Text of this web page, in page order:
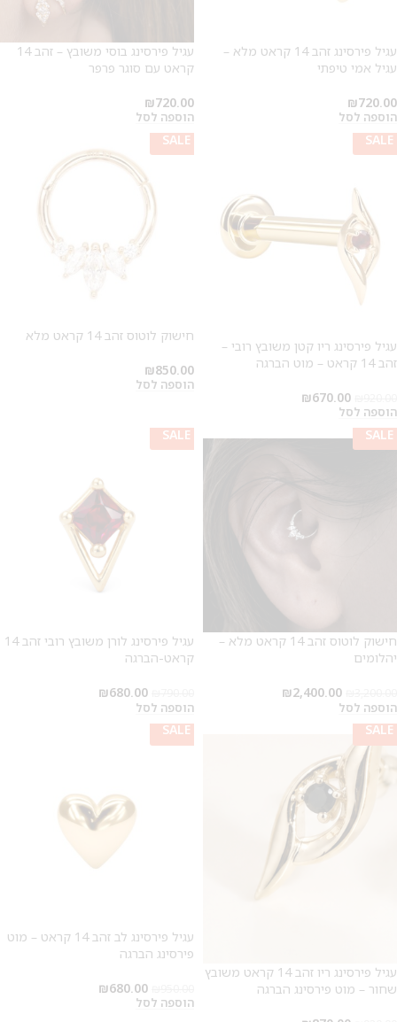
עגיל פירסינג זהב 14 קראט מלא –
עגיל אמי טיפתי
₪720.00
הוספה לסל
עגיל פירסינג בוסי משובץ – זהב 14
קראט עם סוגר פרפר
₪720.00
הוספה לסל
SALE
SALE
עגיל פירסינג ריו קטן משובץ רובי –
זהב 14 קראט – מוט הברגה
₪670.00
הוספה לסל
SALE
חישוק לוטוס זהב 14 קראט מלא
₪850.00
הוספה לסל
SALE
SALE
חישוק לוטוס זהב 14 קראט מלא –
יהלומים
₪2,400.00
הוספה לסל
SALE
SALE
עגיל פירסינג לורן משובץ רובי זהב 14
קראט-הברגה
₪680.00
הוספה לסל
SALE
SALE
עגיל פירסינג ריו זהב 14 קראט משובץ
שחור – מוט פירסינג הברגה
SALE
SALE
עגיל פירסינג לב זהב 14 קראט – מוט
פירסינג הברגה
₪680.00
הוספה לסל